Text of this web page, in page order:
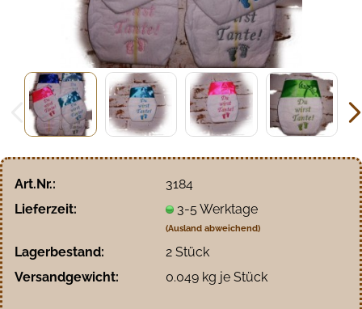
Art.Nr.:
3184
Lieferzeit:
3-5 Werktage
(Ausland abweichend)
Lagerbestand: 2 Stück
Versandgewicht:
0.049kg je Stück